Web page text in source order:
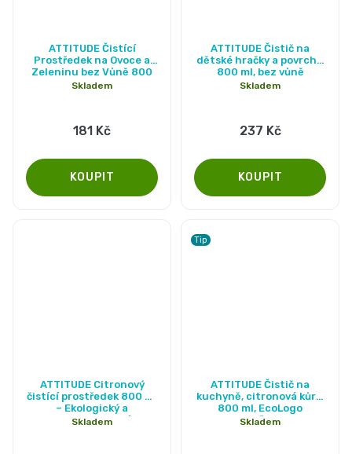
ATTITUDE Čistící
Prostředek na Ovoce a
Zeleninu bez Vůně 800
ml
Skladem
181 Kč
ATTITUDE Čistič na
dětské hračky a povrchy,
800 ml, bez vůně
hodnocení
produktu
5,0
hvězdiček.
Skladem
237 Kč
ATTITUDE Citronový
čistící prostředek 800 ml
– Ekologický a
hypoalergenní
hodnocení
produktu
Skladem
Tip
ATTITUDE Čistič na
kuchyně, citronová kůra,
800 ml, EcoLogo
certifikace
Skladem